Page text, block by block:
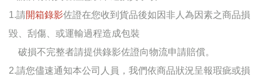
1.請開箱錄影佐證在您收到貨品後如因非人為因素之商品損
毀、刮傷、或運輸過程造成包裝
破損不完整者請提供錄影佐證向物流申請賠償。
2.請您儘速通知本公司人員，我們依商品狀況呈報瑕疵或損